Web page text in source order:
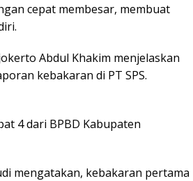
cepat membesar, membuat
Abdul Khakim menjelaskan
kebakaran di PT SPS.
4 dari BPBD Kabupaten
mengatakan, kebakaran pertama